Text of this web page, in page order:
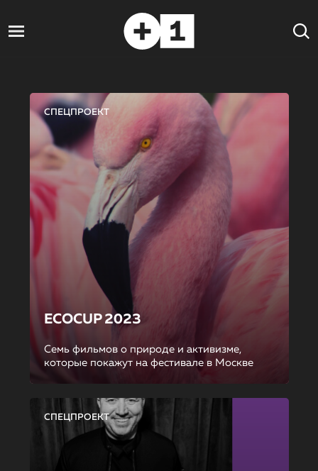
СПЕЦПРОЕКТ
ECOCUP 2023
Семь фильмов о природе и активизме,
которые покажут на фестивале в Москве
СПЕЦПРОЕКТ